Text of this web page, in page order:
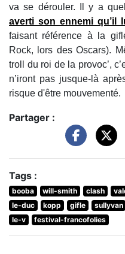
va se dérouler. Il y a
averti son ennemi qu’il
faisant référence à la
Rock, lors des Oscars).
troll du roi de la provoc’,
n’iront pas jusque-là
risque d'être mouvementé.
Partager :
Tags :
booba will-smith clash
le-duc
kopp gifle sullyvan
le-v
festival-francofolies